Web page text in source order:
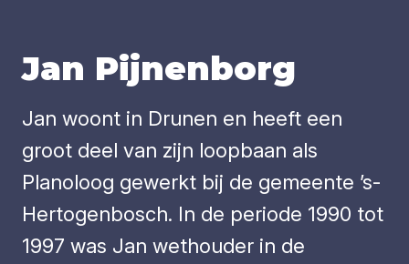
Jan Pijnenborg
Jan woont in Drunen en heeft een
groot deel van zijn loopbaan als
Planoloog gewerkt bij de gemeente ’s-
Hertogenbosch. In de periode 1990 tot
1997 was Jan wethouder in de